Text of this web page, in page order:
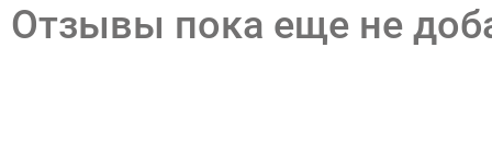
Отзывы пока еще не